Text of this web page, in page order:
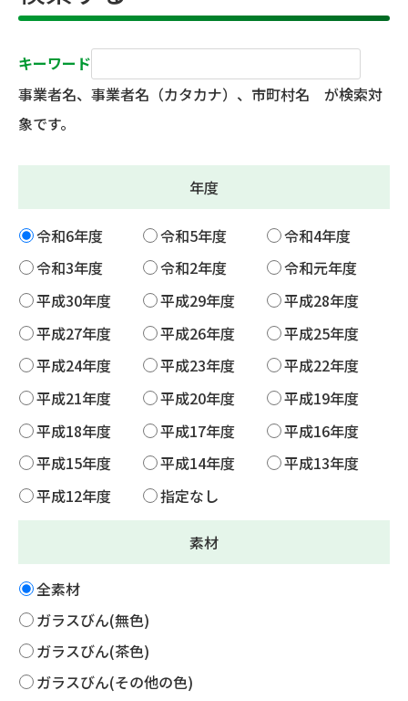
キーワード
事業者名、事業者名（カタカナ）、市町村名 が検索対
象です。
年度
令和6年度 令和5年度
令和4年度
令和3年度
令和2年度
令和元年度
平成30年度
平成29年度
平成28年度
平成27年度
平成26年度
平成25年度
平成24年度
平成23年度
平成22年度
平成21年度
平成20年度
平成19年度
平成18年度
平成17年度
平成16年度
平成15年度
平成14年度
平成13年度
平成12年度
指定なし
素材
全素材
ガラスびん(無色)
ガラスびん(茶色)
ガラスびん(その他の色)